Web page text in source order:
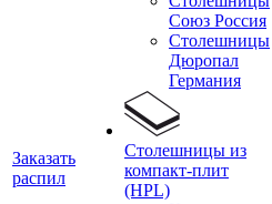
Заказать
распил
Союз Россия
Столешницы
Дюропал
Германия
Столешницы из
компакт-плит
(HPL)